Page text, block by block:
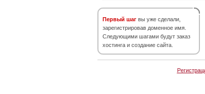
Первый шаг вы уже сделали,
зарегистрировав доменное имя.
Следующими шагами будут заказ
хостинга и создание сайта.